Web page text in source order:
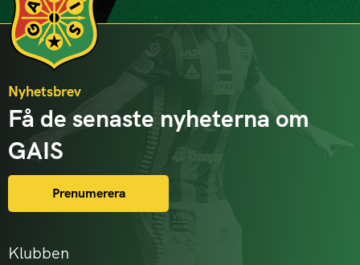
Klubben
Nyhetsbrev
Få de senaste nyheterna om
GAIS
Prenumerera